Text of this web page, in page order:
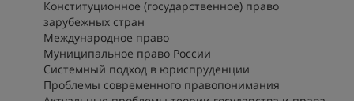
Конституционное (государственное) право
зарубежных стран
Международное право
Муниципальное право России
Системный подход в юриспруденции
Проблемы современного правопонимания